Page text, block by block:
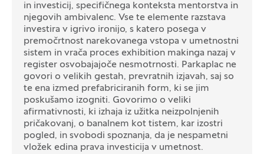
in investicij, specifičnega konteksta mentorstva in
njegovih ambivalenc. Vse te elemente razstava
investira v igrivo ironijo, s katero posega v
premočrtnost narekovanega vstopa v umetnostni
sistem in vrača proces exhibition makinga nazaj v
register osvobajajoče nesmotrnosti. Parkaplac ne
govori o velikih gestah, prevratnih izjavah, saj so
te ena izmed prefabriciranih form, ki se jim
poskušamo izogniti. Govorimo o veliki
afirmativnosti, ki izhaja iz užitka neizpolnjenih
pričakovanj, o banalnem kot tistem, kar izostri
pogled, in svobodi spoznanja, da je nespametni
vložek edina prava investicija v umetnost.